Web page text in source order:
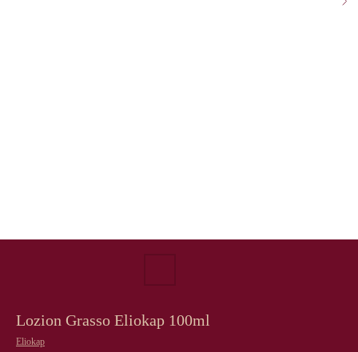
Lozion Grasso Eliokap 100ml
Eliokap